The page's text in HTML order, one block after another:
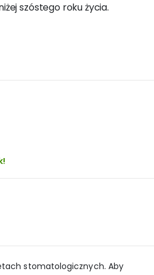
szóstego roku życia.
stomatologicznych. Aby